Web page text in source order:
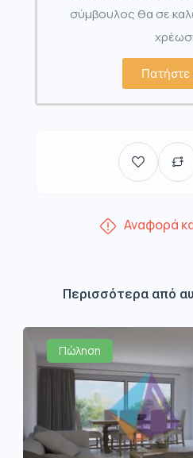
σύμβουλος θα σε
Αναφορά
Περισσότερα από
Πώληση